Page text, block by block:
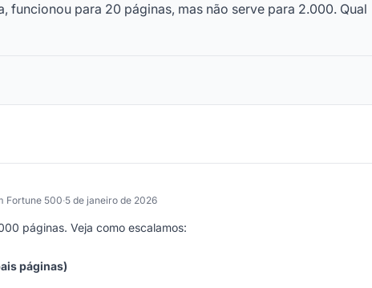
funcionou para 20 páginas, mas não serve para 2.000. Qual
Fortune 500·5 de janeiro de 2026
páginas. Veja como escalamos:
páginas)